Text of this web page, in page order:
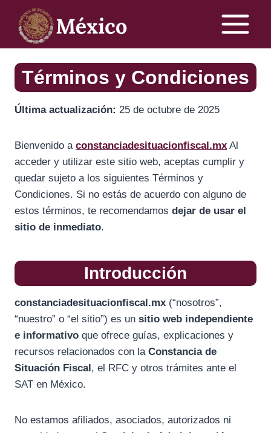
content
Términos y Condiciones
Última actualización: 25 de octubre de 2025
Bienvenido a constanciadesituacionfiscal.mx Al
acceder y utilizar este sitio web, aceptas cumplir y
quedar sujeto a los siguientes Términos y
Condiciones. Si no estás de acuerdo con alguno de
estos términos, te recomendamos dejar de usar el
sitio de inmediato.
Introducción
constanciadesituacionfiscal.mx (“nosotros”,
“nuestro” o “el sitio”) es un sitio web independiente
e informativo que ofrece guías, explicaciones y
recursos relacionados con la Constancia de
Situación Fiscal, el RFC y otros trámites ante el
SAT en México.
No estamos afiliados, asociados, autorizados ni